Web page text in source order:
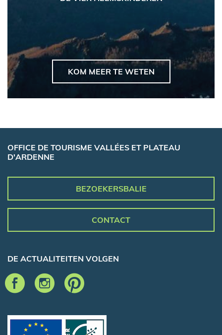
KOM MEER TE WETEN
OFFICE DE TOURISME VALLÉES ET PLATEAU
D'ARDENNE
BEZOEKERSBALIE
CONTACT
DE ACTUALITEITEN VOLGEN